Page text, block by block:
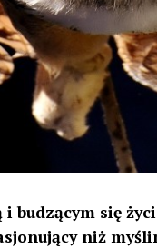
budzącym się
niż